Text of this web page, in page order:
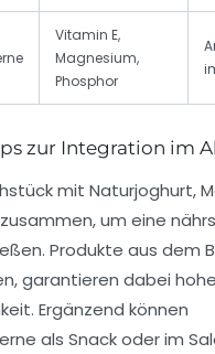
Vitamin E,
Magnesium,
Phosphor
zur Integration im
mit Naturjoghurt,
um eine
Produkte aus dem
, garantieren dabei
Ergänzend können
als Snack oder im